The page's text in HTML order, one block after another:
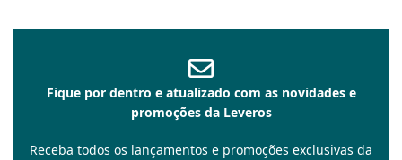
Fique por dentro e atualizado com as novidades e
promoções da Leveros
Receba todos os lançamentos e promoções exclusivas da